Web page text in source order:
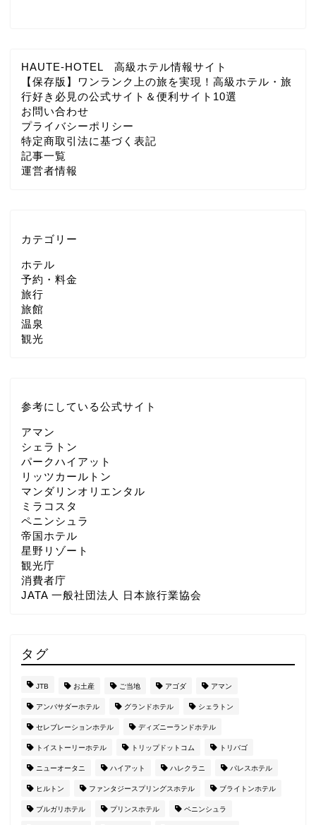
HAUTE-HOTEL 高級ホテル情報サイト
【保存版】ワンランク上の旅を実現！高級ホテル・旅
行好き必見の公式サイト＆便利サイト10選
お問い合わせ
プライバシーポリシー
特定商取引法に基づく表記
記事一覧
運営者情報
カテゴリー
ホテル
予約・料金
旅行
旅館
温泉
観光
参考にしている公式サイト
アマン
シェラトン
パークハイアット
リッツカールトン
マンダリンオリエンタル
ミラコスタ
ペニンシュラ
帝国ホテル
星野リゾート
観光庁
消費者庁
JATA 一般社団法人 日本旅行業協会
タグ
JTB お土産 ご当地 アゴダ アマン
アンバサダーホテル グランドホテル シェラトン
セレブレーションホテル ディズニーランドホテル
トイストーリーホテル トリップドットコム トリバゴ
ニューオータニ ハイアット ハレクラニ パレスホテル
ヒルトン ファンタジースプリングスホテル ブライトンホテル
ブルガリホテル プリンスホテル ペニンシュラ